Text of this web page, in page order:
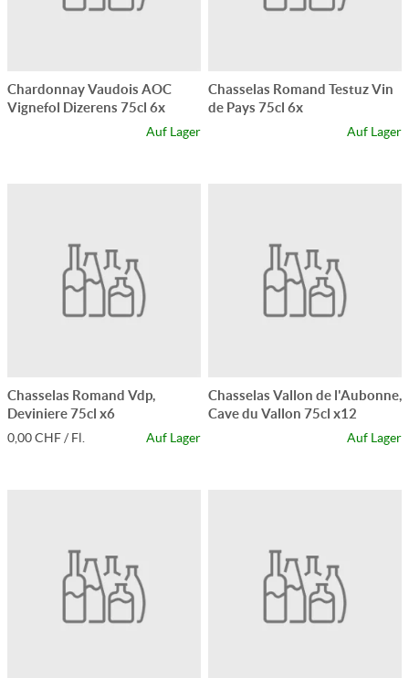
Chardonnay Vaudois AOC
Vignefol Dizerens 75cl 6x
Auf Lager
Chasselas Romand Testuz Vin
de Pays 75cl 6x
Auf Lager
Chasselas Romand Vdp,
Deviniere 75cl x6
0,00 CHF / Fl. Auf Lager
Chasselas Vallon de l'Aubonne,
Cave du Vallon 75cl x12
Auf Lager